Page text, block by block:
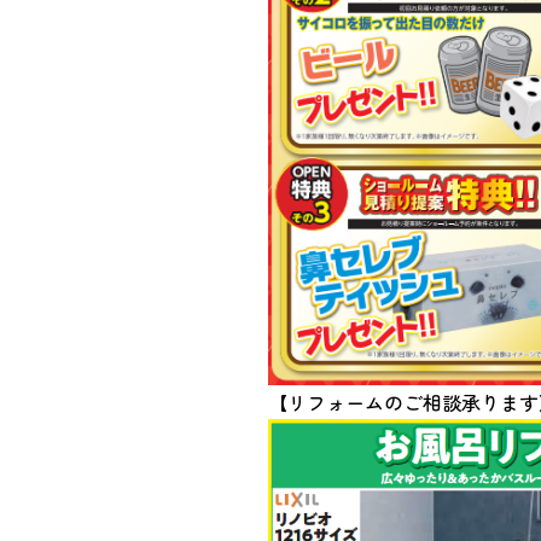
【リフォームのご相談承りま